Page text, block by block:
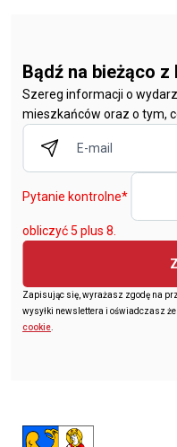
Bądź na bieżąco z
Szereg informacji o
mieszkańców oraz o tym,
Pytanie kontrolne*
obliczyć 5 plus 8.
Zapisując się, wyrażasz zgodę na
wysyłki newslettera i oświadczasz
cookie